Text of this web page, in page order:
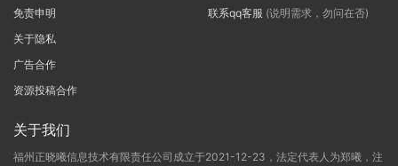
免责申明
关于隐私
广告合作
资源投稿合作
联系qq客服 (说明需求，勿问在否)
关于我们
福州正晓曦信息技术有限责任公司成立于2021-12-23，法定代表人为郑曦，注